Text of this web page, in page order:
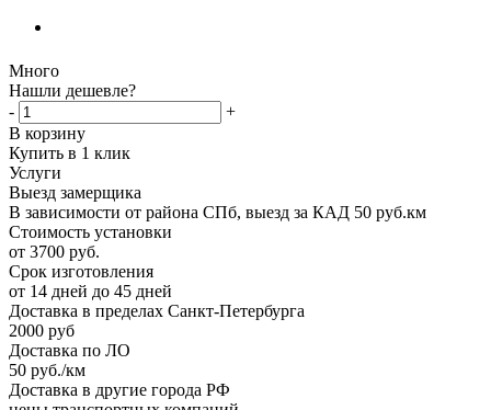
Много
Нашли дешевле?
-
+
В корзину
Купить в 1 клик
Услуги
Выезд замерщика
В зависимости от района СПб, выезд за КАД 50 руб.км
Стоимость установки
от 3700 руб.
Срок изготовления
от 14 дней до 45 дней
Доставка в пределах Санкт-Петербурга
2000 руб
Доставка по ЛО
50 руб./км
Доставка в другие города РФ